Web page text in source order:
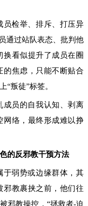
员检举、排斥、打压异
通过站队表态、批判他
换看似提升了成员在圈
的焦虑，只能不断贴合
“叛徒”标签。
成员的自我认知、剥离
网络，最终形成难以挣
的反邪教干预方法
于弱势或边缘群体，其
邪教裹挟之前，他们往
邪教操控，“拯救者-迫